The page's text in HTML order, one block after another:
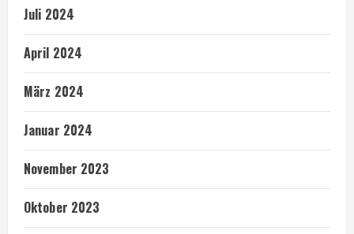
Juli 2024
April 2024
März 2024
Januar 2024
November 2023
Oktober 2023